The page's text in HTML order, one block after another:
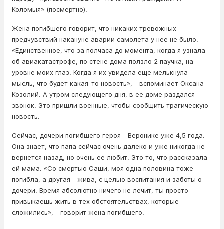
Коломыя» (посмертно).
Жена погибшего говорит, что никаких тревожных
предчувствий накануне аварии самолета у нее не было.
«Единственное, что за полчаса до момента, когда я узнала
об авиакатастрофе, по стене дома ползло 2 паучка, на
уровне моих глаз. Когда я их увидела еще мелькнула
мысль, что будет какая-то новость», - вспоминает Оксана
Козолий. А утром следующего дня, в ее доме раздался
звонок. Это пришли военные, чтобы сообщить трагическую
новость.
Сейчас, дочери погибшего героя - Веронике уже 4,5 года.
Она знает, что папа сейчас очень далеко и уже никогда не
вернется назад, но очень ее любит. Это то, что рассказала
ей мама. «Со смертью Саши, моя одна половина тоже
погибла, а другая - жива, с целью воспитания и заботы о
дочери. Время абсолютно ничего не лечит, ты просто
привыкаешь жить в тех обстоятельствах, которые
сложились», - говорит жена погибшего.